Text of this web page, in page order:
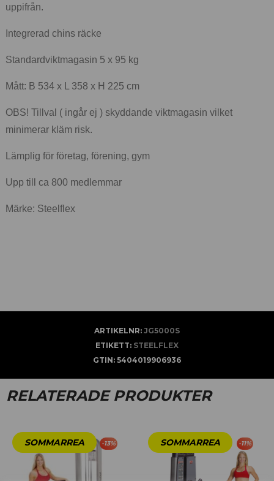
uppifrån.
Integrerad chins räcke
Standardviktmagasin 5 x 95 kg
Mått: B 534 x L 358 x H 225 cm
OBS! Tillval ( ingår ej ) skyddande viktmagasin vilket
minimerar kläm risk.
Lämplig för företag, förening, gym
Upp till ca 800 medlemmar
Märke: Steelflex
ARTIKELNR: JG5000S
ETIKETT: STEELFLEX
GTIN: 5404019906936
RELATERADE PRODUKTER
-13% -11%